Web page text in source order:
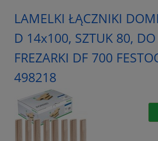
LAMELKI ŁĄCZNIKI
D 14x100, SZTUK 80, DO
FREZARKI DF 700
498218